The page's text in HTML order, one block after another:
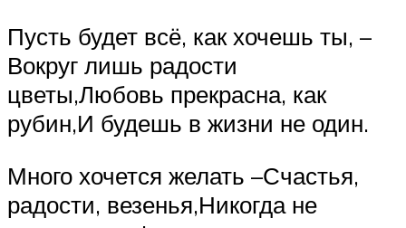
Пусть будет всё, как хочешь ты, –
Вокруг лишь радости
цветы,Любовь прекрасна, как
рубин,И будешь в жизни не один.
Много хочется желать –Счастья,
радости, везенья,Никогда не